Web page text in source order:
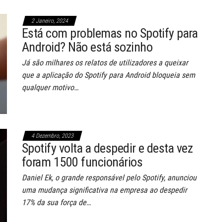
2 Janeiro, 2024
Está com problemas no Spotify para
Android? Não está sozinho
Já são milhares os relatos de utilizadores a queixar
que a aplicação do Spotify para Android bloqueia sem
qualquer motivo…
4 Dezembro, 2023
Spotify volta a despedir e desta vez
foram 1500 funcionários
Daniel Ek, o grande responsável pelo Spotify, anunciou
uma mudança significativa na empresa ao despedir
17% da sua força de…